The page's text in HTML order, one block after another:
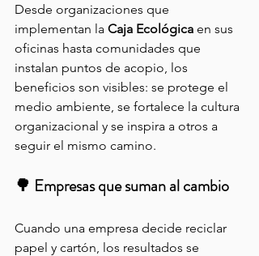
Desde organizaciones que
implementan la Caja Ecológica en sus
oficinas hasta comunidades que
instalan puntos de acopio, los
beneficios son visibles: se protege el
medio ambiente, se fortalece la cultura
organizacional y se inspira a otros a
seguir el mismo camino.
🌳 Empresas que suman al cambio
Cuando una empresa decide reciclar
papel y cartón, los resultados se